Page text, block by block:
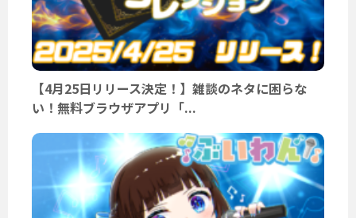
【4月25日リリース決定！】雑談のネタに困らな
い！無料ブラウザアプリ「...